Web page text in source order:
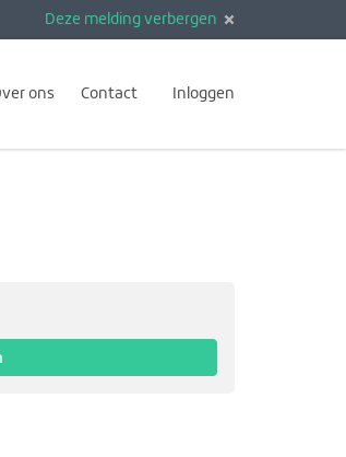
Deze melding verbergen
ons Contact Inloggen